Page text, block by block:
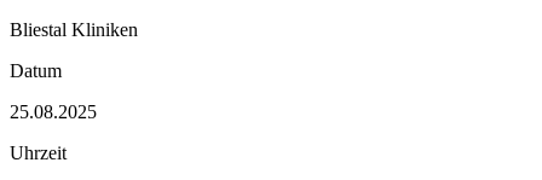
Bliestal Kliniken
Datum
25.08.2025
Uhrzeit